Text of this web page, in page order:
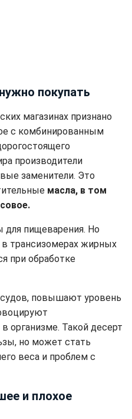
покупать
магазинах признано
с комбинированным
производители
заменители. Это
масла, в том
пищеварения. Но
в трансизомерах жирных
при обработке
повышают уровень
организме. Такой десерт
но может стать
веса и проблем с
и плохое